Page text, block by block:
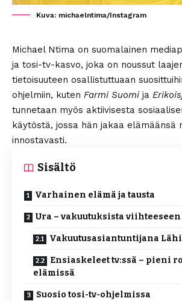
Kuva: michaelntima/Instagram
Michael Ntima on suomalainen
ja tosi-tv-kasvo, joka on noussut
tietoisuuteen osallistuttuaan
ohjelmiin, kuten Farmi Suomi ja
tunnetaan myös aktiivisesta
käytöstä, jossa hän jakaa elämäänsä
innostavasti.
Sisältö
Varhainen elämä ja tausta
Ura – vakuutuksista viihteeseen
Vakuutusasiantuntijana
Ensiaskeleet tv:ssä – pieni
elämissä
Suosio tosi-tv-ohjelmissa